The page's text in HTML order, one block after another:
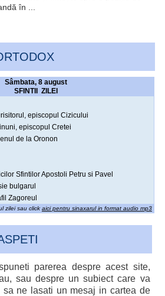
în ...
Sâmbata, 8 august
SFINTII ZILEI
episcopul Cizicului
episcopul Cretei
de la Oronon
Sfintilor Apostoli Petru si Pavel
bulgarul
Zagoreul
zilei sau click aici pentru sinaxarul in format audio mp3
parerea despre acest site,
sau despre un subiect care va
sa ne lasati un mesaj in cartea de